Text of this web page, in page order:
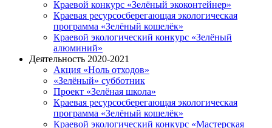
Краевой конкурс «Зелёный экоконтейнер»
Краевая ресурсосберегающая экологическая
программа «Зелёный кошелёк»
Краевой экологический конкурс «Зелёный
алюминий»
Деятельность 2020-2021
Акция «Ноль отходов»
«Зелёный» субботник
Проект «Зелёная школа»
Краевая ресурсосберегающая экологическая
программа «Зелёный кошелёк»
Краевой экологический конкурс «Мастерская